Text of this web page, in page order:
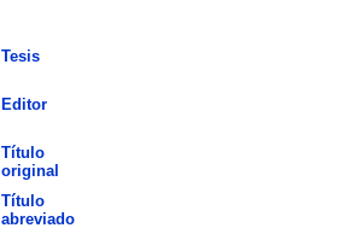
Tesis
Editor
Título
original
Título
abreviado